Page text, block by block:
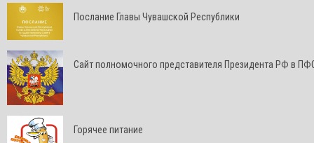
Послание Главы Чувашской Республики
Cайт полномочного представителя Президента РФ в
Горячее питание